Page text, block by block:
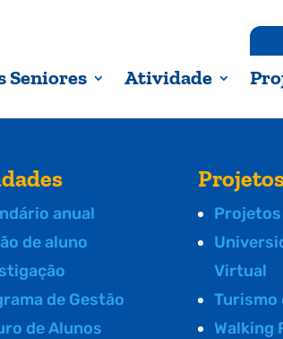
Seniores Atividade
anual
de aluno
de Gestão
de Alunos
Projetos
Virtual
Turismo
Walking